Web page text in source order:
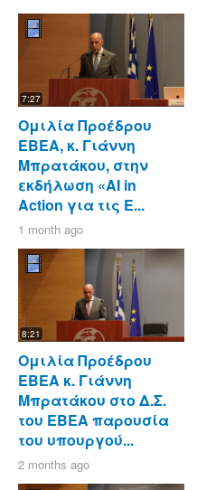
7:27
Ομιλία Προέδρου
ΕΒΕΑ, κ. Γιάννη
Μπρατάκου, στην
εκδήλωση «AI in
Action για τις Ε...
1 month ago
8:21
Ομιλία Προέδρου
ΕΒΕΑ κ. Γιάννη
Μπρατάκου στο Δ.Σ.
του ΕΒΕΑ παρουσία
του υπουργού...
2 months ago